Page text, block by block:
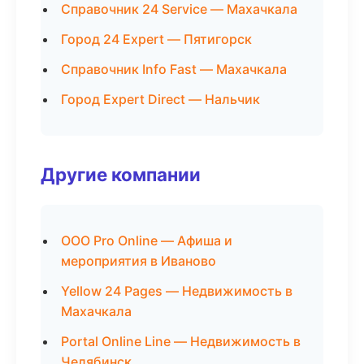
Справочник 24 Service — Махачкала
Город 24 Expert — Пятигорск
Справочник Info Fast — Махачкала
Город Expert Direct — Нальчик
Другие компании
ООО Pro Online — Афиша и
мероприятия в Иваново
Yellow 24 Pages — Недвижимость в
Махачкала
Portal Online Line — Недвижимость в